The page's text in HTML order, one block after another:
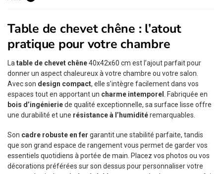
Table de chevet chêne : l’atout
pratique pour votre chambre
La table de chevet chêne40x42x60 cm est l’ajout parfait pour
donner un aspect chaleureux à votre chambre ou votre salon.
Avec son design compact, elle s’intègre facilement dans vos
espaces tout en apportant un charme intemporel . Fabriquée en
bois d’ingénieriede qualité exceptionnelle, sa surface lisse offre
une durabilité et une résistance à l’humiditéremarquables.
Son cadre robuste en fer garantit une stabilité parfaite, tandis
que son grand espace de rangement vous permet de garder vos
essentiels quotidiens à portée de main. Placez vos photos ou vos
décorations préférées sur son dessus pour personnaliser votre